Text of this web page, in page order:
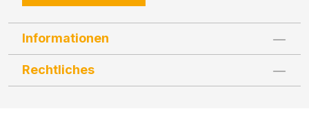
Informationen
Rechtliches